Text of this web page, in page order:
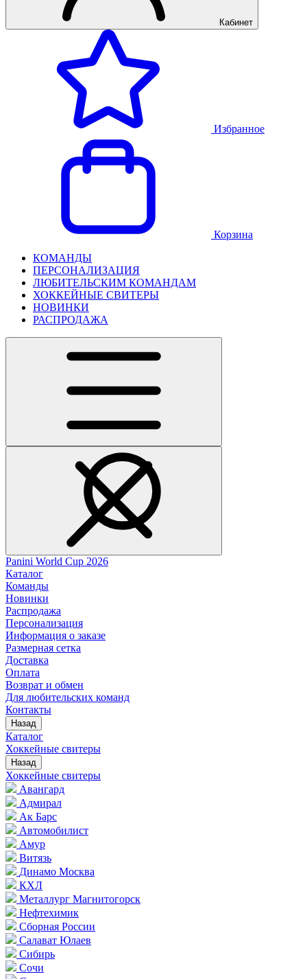
Кабинет
Избранное
Корзина
КОМАНДЫ
ПЕРСОНАЛИЗАЦИЯ
ЛЮБИТЕЛЬСКИМ КОМАНДАМ
ХОККЕЙНЫЕ СВИТЕРЫ
НОВИНКИ
РАСПРОДАЖА
Panini World Cup 2026
Каталог
Команды
Новинки
Распродажа
Персонализация
Информация о заказе
Размерная сетка
Доставка
Оплата
Возврат и обмен
Для любительских команд
Контакты
Назад
Каталог
Хоккейные свитеры
Назад
Хоккейные свитеры
Авангард
Адмирал
Ак Барс
Автомобилист
Амур
Витязь
Динамо Москва
КХЛ
Металлург Магнитогорск
Нефтехимик
Сборная России
Салават Юлаев
Сибирь
Сочи